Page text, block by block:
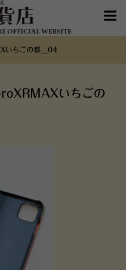

いちごの都__04
いちごの